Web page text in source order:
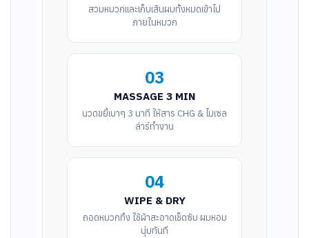
สวมหมวกและเก็บเส้นผมทั้งหมดเข้าไป
ภายในหมวก
03
MASSAGE 3 MIN
นวดขยี้เบาๆ 3 นาที ให้สาร CHG & ไมเซล
ล่าร์ทำงาน
04
WIPE & DRY
ถอดหมวกทิ้ง ใช้ผ้าสะอาดเช็ดซับ ผมหอม
นุ่มทันที